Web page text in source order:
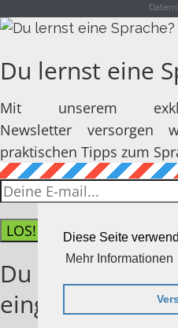
Diese Seite
Mehr Informationen
Du lernst eine
Mit unserem
Newsletter
praktischen Tipps zum
LOS!
Du hast dich
eingetragen!